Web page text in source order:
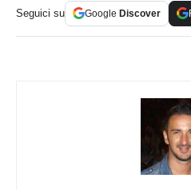
Seguici su Google Discover